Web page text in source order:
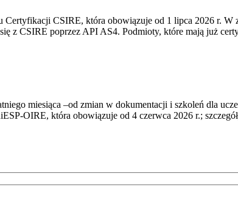
CSIRE, która obowiązuje od 1 lipca 2026 r.
z CSIRE poprzez API AS4. Podmioty, które mają już
miesiąca –od zmian w dokumentacji i szkoleń dla
która obowiązuje od 4 czerwca 2026 r.;